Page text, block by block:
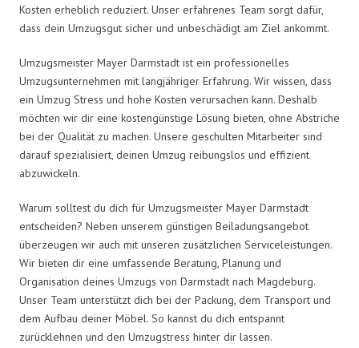
Kosten erheblich reduziert. Unser erfahrenes Team sorgt dafür,
dass dein Umzugsgut sicher und unbeschädigt am Ziel ankommt.
Umzugsmeister Mayer Darmstadt ist ein professionelles
Umzugsunternehmen mit langjähriger Erfahrung. Wir wissen, dass
ein Umzug Stress und hohe Kosten verursachen kann. Deshalb
möchten wir dir eine kostengünstige Lösung bieten, ohne Abstriche
bei der Qualität zu machen. Unsere geschulten Mitarbeiter sind
darauf spezialisiert, deinen Umzug reibungslos und effizient
abzuwickeln.
Warum solltest du dich für Umzugsmeister Mayer Darmstadt
entscheiden? Neben unserem günstigen Beiladungsangebot
überzeugen wir auch mit unseren zusätzlichen Serviceleistungen.
Wir bieten dir eine umfassende Beratung, Planung und
Organisation deines Umzugs von Darmstadt nach Magdeburg.
Unser Team unterstützt dich bei der Packung, dem Transport und
dem Aufbau deiner Möbel. So kannst du dich entspannt
zurücklehnen und den Umzugstress hinter dir lassen.